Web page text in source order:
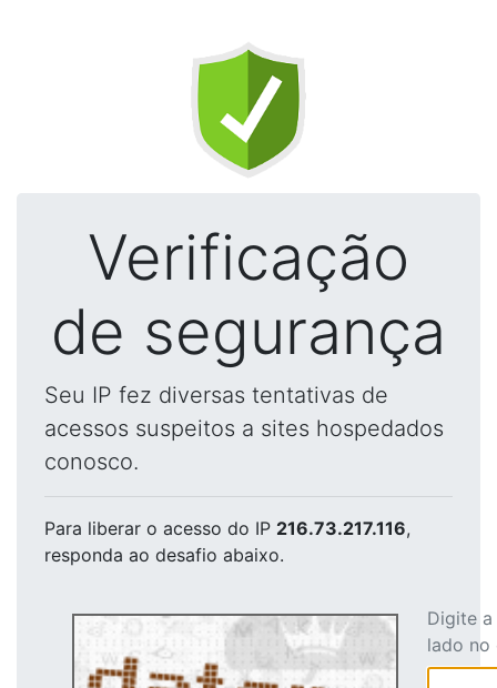
Verificação
de segurança
Seu IP fez diversas tentativas de
acessos suspeitos a sites hospedados
conosco.
Para liberar o acesso do IP 216.73.217.116,
responda ao desafio abaixo.
Digite
lado no